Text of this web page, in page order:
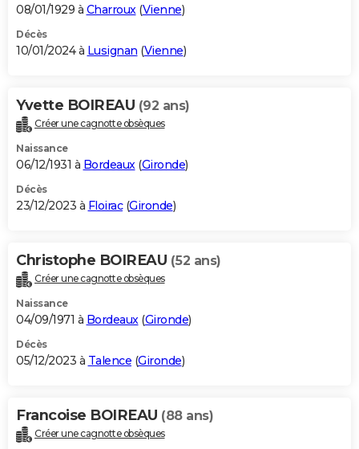
08/01/1929 à Charroux(Vienne)
Décès
10/01/2024 à Lusignan (Vienne)
Yvette BOIREAU (92 ans)
Créer une cagnotte obsèques
Naissance
06/12/1931 à Bordeaux(Gironde)
Décès
23/12/2023 à Floirac(Gironde)
Christophe BOIREAU (52 ans)
Créer une cagnotte obsèques
Naissance
04/09/1971 à Bordeaux(Gironde)
Décès
05/12/2023 à Talence (Gironde)
Francoise BOIREAU (88 ans)
Créer une cagnotte obsèques